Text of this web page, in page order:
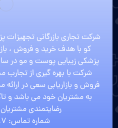
شرکت تجاری بازرگانی تجهیزات
کو با هدف خرید و فروش ،
شرکت با بهره گیری از تجارب
فروش و بازاریابی سعی در
به مشتریان خود می باشد و
رضایتمندی
شماره تماس: 09120485587